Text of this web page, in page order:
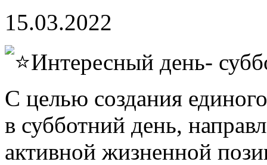
15.03.2022
Интересный день-
С целью создания
в субботний день,
активной жизненной